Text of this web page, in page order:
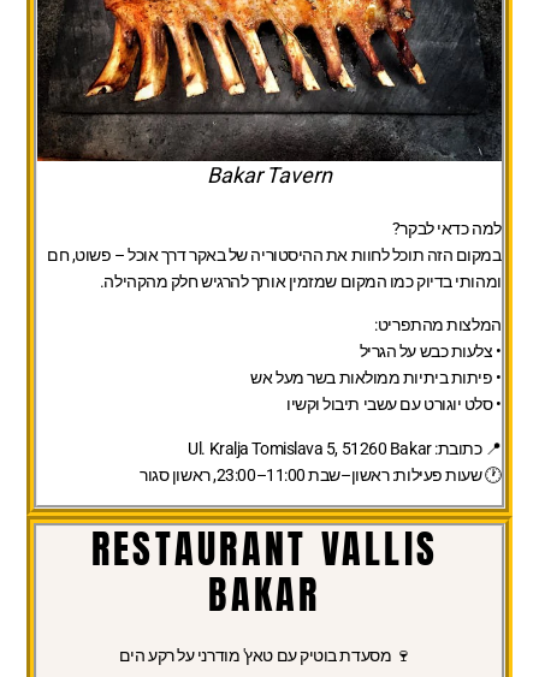
Bakar Tavern
למה כדאי לבקר?
במקום הזה תוכל לחוות את ההיסטוריה של באקר דרך אוכל – פשוט, חם
ומהותי בדיוק כמו המקום שמזמין אותך להרגיש חלק מהקהילה.
המלצות מהתפריט:
• צלעות כבש על הגריל
• פיתות ביתיות ממולאות בשר מעל אש
• סלט יוגורט עם עשבי תיבול וקשיו
📍 כתובת:Ul. Kralja Tomislava 5, 51260 Bakar
🕐 שעות פעילות:ראשון–שבת 11:00–23:00, ראשון סגור
RESTAURANT VALLIS
BAKAR
🍷 מסעדת בוטיק עם טאץ' מודרני על רקע הים